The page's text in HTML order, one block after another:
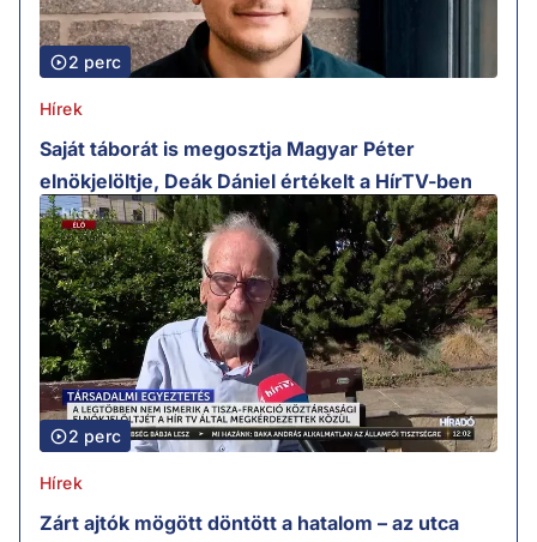
2 perc
Hírek
Saját táborát is megosztja Magyar Péter
elnökjelöltje, Deák Dániel értékelt a HírTV-ben
2 perc
Hírek
Zárt ajtók mögött döntött a hatalom – az utca